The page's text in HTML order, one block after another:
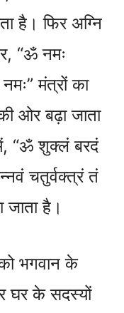
है। फिर अग्नि
“ॐ नमः
मंत्रों का
ओर बढ़ा जाता
“ॐ शुक्लं बरदं
चतुर्वक्त्रं तं
जाता है।
भगवान के
घर के सदस्यों